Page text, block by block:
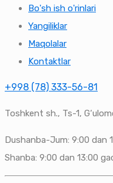
Bo'sh ish o'rinlari
Yangiliklar
Maqolalar
Kontaktlar
+998 (78) 333-56-81
Toshkent sh., Ts-1,
Dushanba-Jum: 9:00 dan
Shanba: 9:00 dan 13:00